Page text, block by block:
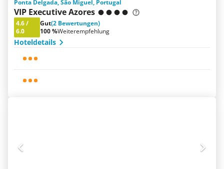
Ponta Delgada, São Miguel, Portugal
VIP Executive Azores
4.6/
6.0
Gut(2 Bewertungen)
100 %Weiterempfehlung
Hoteldetails